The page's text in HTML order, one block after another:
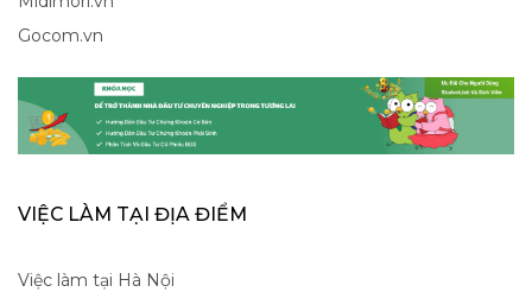
Gocom.vn
VIỆC LÀM TẠI ĐỊA ĐIỂM
Việc làm tại Hà Nội